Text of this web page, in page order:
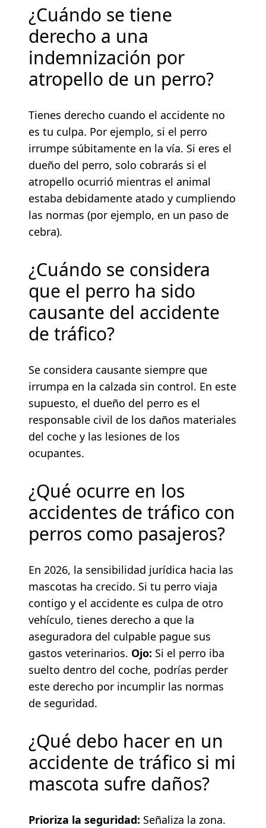
¿Cuándo se tiene
derecho a una
indemnización por
atropello de un perro?
Tienes derecho cuando el accidente no
es tu culpa. Por ejemplo, si el perro
irrumpe súbitamente en la vía. Si eres el
dueño del perro, solo cobrarás si el
atropello ocurrió mientras el animal
estaba debidamente atado y cumpliendo
las normas (por ejemplo, en un paso de
cebra).
¿Cuándo se considera
que el perro ha sido
causante del accidente
de tráfico?
Se considera causante siempre que
irrumpa en la calzada sin control. En este
supuesto, el dueño del perro es el
responsable civil de los daños materiales
del coche y las lesiones de los
ocupantes.
¿Qué ocurre en los
accidentes de tráfico con
perros como pasajeros?
En 2026, la sensibilidad jurídica hacia las
mascotas ha crecido. Si tu perro viaja
contigo y el accidente es culpa de otro
vehículo, tienes derecho a que la
aseguradora del culpable pague sus
gastos veterinarios. Ojo: Si el perro iba
suelto dentro del coche, podrías perder
este derecho por incumplir las normas
de seguridad.
¿Qué debo hacer en un
accidente de tráfico si mi
mascota sufre daños?
Prioriza la seguridad: Señaliza la zona.